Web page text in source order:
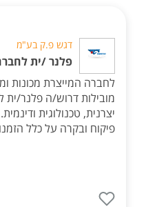
דגש פ.ק בע"מ
פלנר /ית
לחברה המייצרת מכונות
מובילות דרוש/ה פלנר/
יצרנית, טכנולוגית
פיקוח ובקרה על כלל